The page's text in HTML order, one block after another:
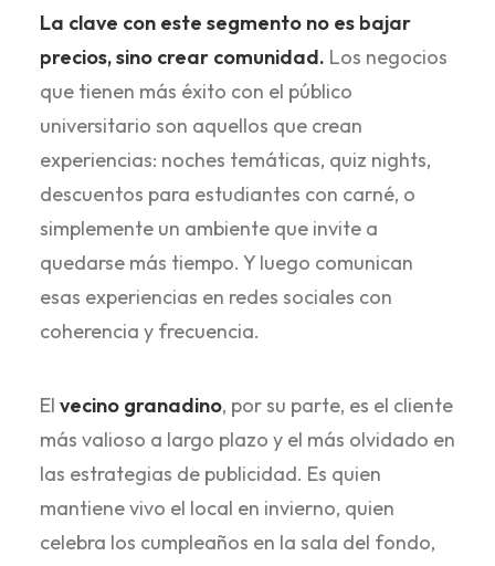
La clave con este segmento no es bajar
precios, sino crear comunidad. Los negocios
que tienen más éxito con el público
universitario son aquellos que crean
experiencias: noches temáticas, quiz nights,
descuentos para estudiantes con carné, o
simplemente un ambiente que invite a
quedarse más tiempo. Y luego comunican
esas experiencias en redes sociales con
coherencia y frecuencia.
El vecino granadino, por su parte, es el cliente
más valioso a largo plazo y el más olvidado en
las estrategias de publicidad. Es quien
mantiene vivo el local en invierno, quien
celebra los cumpleaños en la sala del fondo,